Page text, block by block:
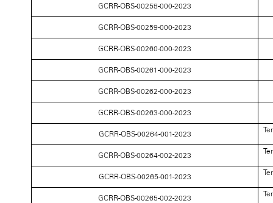
GCRR-OBS-00258-000-2023
GCRR-OBS-00259-000-2023
GCRR-OBS-00260-000-2023
GCRR-OBS-00261-000-2023
GCRR-OBS-00262-000-2023
GCRR-OBS-00263-000-2023
GCRR-OBS-00264-001-2023
GCRR-OBS-00264-002-2023
GCRR-OBS-00265-001-2023
GCRR-OBS-00265-002-2023